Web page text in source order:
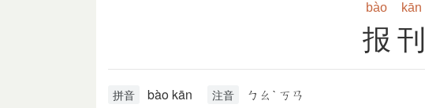
bào kān
报刊
拼音 bào kān 注音 ㄅㄠˋ ㄎㄢ